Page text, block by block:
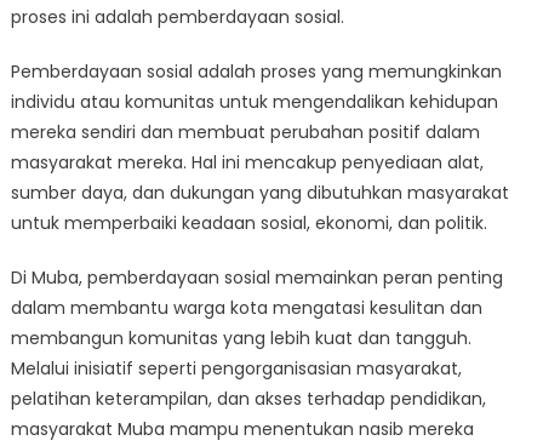
proses ini adalah pemberdayaan sosial.
Pemberdayaan sosial adalah proses yang memungkinkan
individu atau komunitas untuk mengendalikan kehidupan
mereka sendiri dan membuat perubahan positif dalam
masyarakat mereka. Hal ini mencakup penyediaan alat,
sumber daya, dan dukungan yang dibutuhkan masyarakat
untuk memperbaiki keadaan sosial, ekonomi, dan politik.
Di Muba, pemberdayaan sosial memainkan peran penting
dalam membantu warga kota mengatasi kesulitan dan
membangun komunitas yang lebih kuat dan tangguh.
Melalui inisiatif seperti pengorganisasian masyarakat,
pelatihan keterampilan, dan akses terhadap pendidikan,
masyarakat Muba mampu menentukan nasib mereka